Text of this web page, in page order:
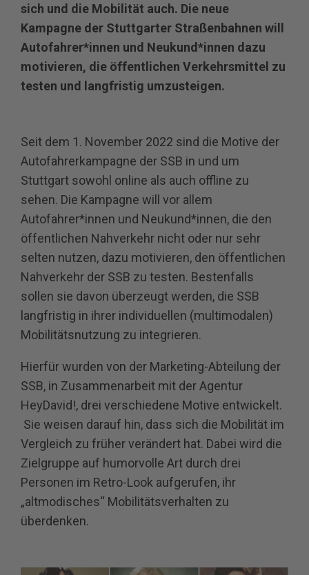
sich und die Mobilität auch. Die neue
Kampagne der Stuttgarter Straßenbahnen will
Autofahrer*innen und Neukund*innen dazu
motivieren, die öffentlichen Verkehrsmittel zu
testen und langfristig umzusteigen.
Seit dem 1. November 2022 sind die Motive der
Autofahrerkampagne der SSB in und um
Stuttgart sowohl online als auch offline zu
sehen. Die Kampagne will vor allem
Autofahrer*innen und Neukund*innen, die den
öffentlichen Nahverkehr nicht oder nur sehr
selten nutzen, dazu motivieren, den öffentlichen
Nahverkehr der SSB zu testen. Bestenfalls
sollen sie davon überzeugt werden, die SSB
langfristig in ihrer individuellen (multimodalen)
Mobilitätsnutzung zu integrieren.
Hierfür wurden von der Marketing-Abteilung der
SSB, in Zusammenarbeit mit der Agentur
HeyDavid!, drei verschiedene Motive entwickelt.
Sie weisen darauf hin, dass sich die Mobilität im
Vergleich zu früher verändert hat. Dabei wird die
Zielgruppe auf humorvolle Art durch drei
Personen im Retro-Look aufgerufen, ihr
„altmodisches“ Mobilitätsverhalten zu
überdenken.